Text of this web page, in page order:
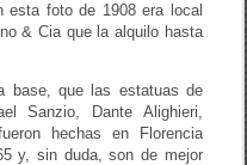
esta foto de 1908 era local
& Cia que la alquilo hasta
base, que las estatuas de
Sanzio, Dante Alighieri,
hechas en Florencia
y, sin duda, son de mejor